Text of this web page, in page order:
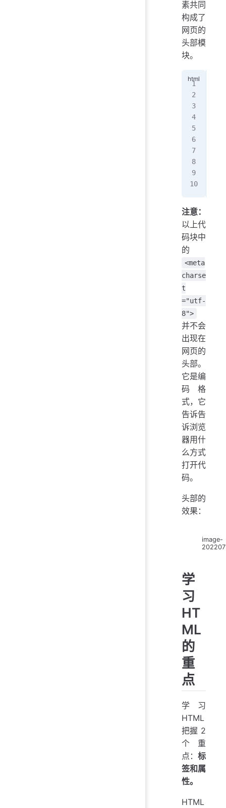
素共同
构成了
网页的
头部模
块。
注意：
以上代
码块中
的
<meta
charse
t
="utf-
8">
并不会
出现在
网页的
头部。
它是编
码格
式，它
告诉告
诉浏览
器用什
么方式
打开代
码。
头部的
效果：
image-
学
习
HT
ML
的
重
点
学习
HTML
把握 2
个重
点： 标
签和属
性。
HTML